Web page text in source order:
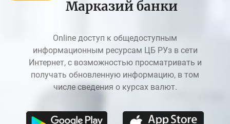
Марказий банки
Online доступ к общедоступным
информационным ресурсам ЦБ РУз в сети
Интернет, с возможностью просматривать и
получать обновленную информацию, в том
числе сведения о курсах валют.